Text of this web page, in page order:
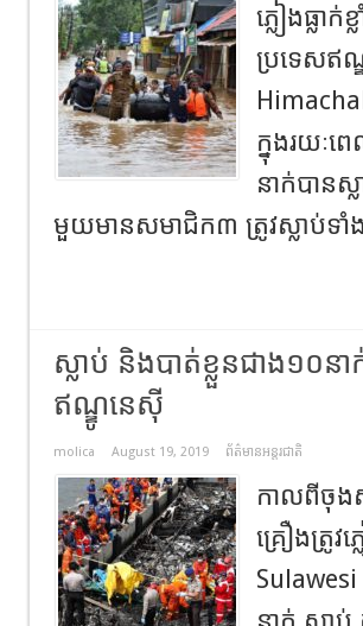
ភ្លៀងធ្លា
ប្រទេសឥណ្
ក្នុងរយៈព
នាក់បានស្
មួយមានសមាជិក៣ ត្រូវស្លាប់ទ
ស្លាប់ និងបាត់ខ្លួនជាង​១០
ឥណ្ឌូនេស៊ី
molica August 19, 2019 ព័ត៌មានអន្តរជាតិ
កាលពីចុង
គ្រឿង​ត្រូវ